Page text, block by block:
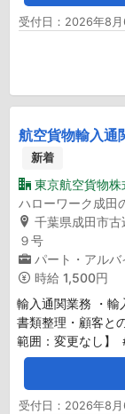
受付日：2026年8
航空貨物輸入通
新着
東京航空貨物
ハローワーク成田
千葉県成田市古
９号
パート・アルバ
時給 1,500円
輸入通関業務 ・輸
書類整理・顧客と
範囲：変更なし】
受付日：2026年8